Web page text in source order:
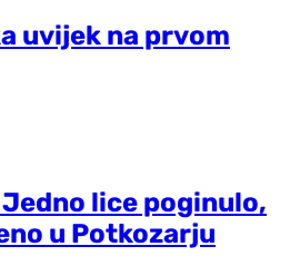
uvijek na prvom
lice poginulo,
u Potkozarju